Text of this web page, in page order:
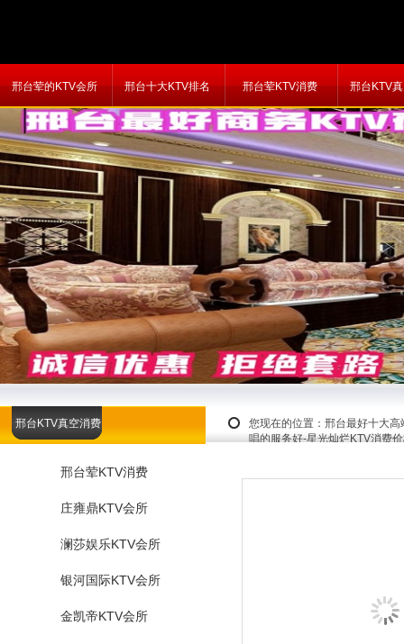
邢台荤的KTV会所 邢台十大KTV排名 邢台荤KTV消费 邢台KTV
您现在的位置： 邢台最好十大高
唱的服务好-星光灿烂KTV消费
邢台KTV真空消费
邢台荤KTV消费
庄雍鼎KTV会所
澜莎娱乐KTV会所
银河国际KTV会所
金凯帝KTV会所